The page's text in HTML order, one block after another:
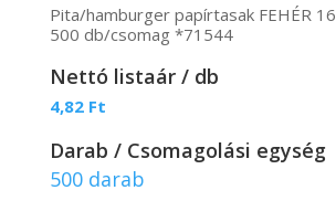
Pita/hamburger papírtasak FEHÉR
500 db/csomag *71544
Nettó listaár / db
4,82 Ft
Darab / Csomagolási egység
500 darab